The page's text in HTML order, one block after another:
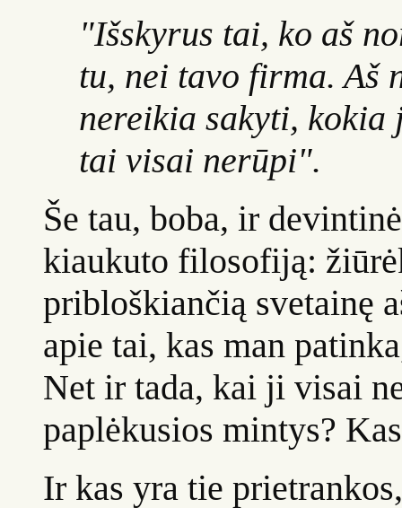
"Išskyrus tai, ko aš
tu, nei tavo firma. Aš
nereikia sakyti,
tai visai nerūpi".
Še tau, boba, ir
kiaukuto filosofiją:
pribloškiančią svetainę
apie tai, kas man
Net ir tada, kai ji visai
paplėkusios mintys?
Ir kas yra tie